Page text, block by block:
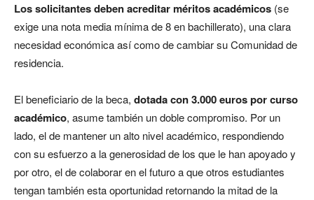
Los solicitantes deben acreditar méritos académicos (se
exige una nota media mínima de 8 en bachillerato), una clara
necesidad económica así como de cambiar su Comunidad de
residencia.
El beneficiario de la beca, dotada con 3.000 euros por curso
académico, asume también un doble compromiso. Por un
lado, el de mantener un alto nivel académico, respondiendo
con su esfuerzo a la generosidad de los que le han apoyado y
por otro, el de colaborar en el futuro a que otros estudiantes
tengan también esta oportunidad retornando la mitad de la